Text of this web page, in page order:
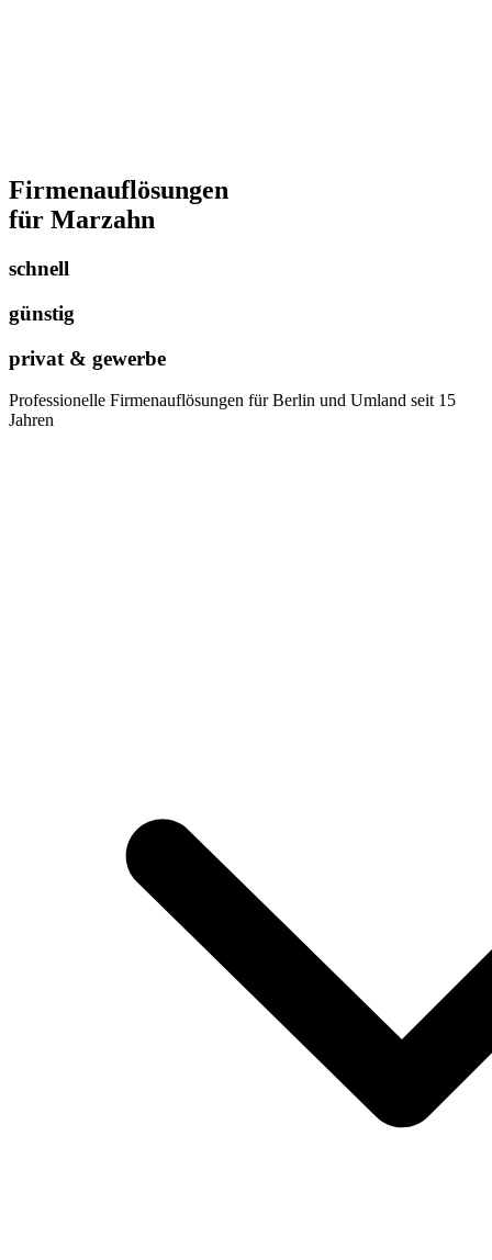
Firmenauflösungen
für Marzahn
schnell
günstig
privat & gewerbe
Professionelle Firmenauflösungen für Berlin und Umland seit 15
Jahren